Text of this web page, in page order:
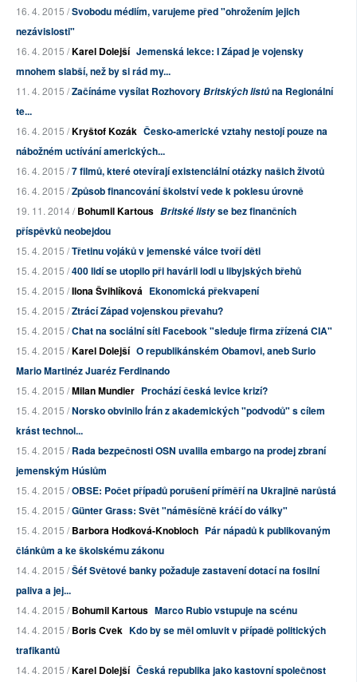
16. 4. 2015 /Svobodu médiím, varujeme před "ohrožením jejich
nezávislosti"
16. 4. 2015 /Karel Dolejší Jemenská lekce: I Západ je vojensky
mnohem slabší, než by si rád my...
11. 4. 2015 /Začínáme vysílat RozhovoryBritských listůna Regionální
te...
16. 4. 2015 /Kryštof Kozák Česko-americké vztahy nestojí pouze na
nábožném uctívání amerických...
16. 4. 2015 /7 filmů, které otevírají existenciální otázky našich životů
16. 4. 2015 /Způsob financování školství vede k poklesu úrovně
19. 11. 2014 /Bohumil Kartous Britské listyse bez finančních
příspěvků neobejdou
15. 4. 2015 /Třetinu vojáků v jemenské válce tvoří děti
15. 4. 2015 /400 lidí se utopilo při havárii lodi u libyjských břehů
15. 4. 2015 /Ilona Švihlíková Ekonomická překvapení
15. 4. 2015 /Ztrácí Západ vojenskou převahu?
15. 4. 2015 /Chat na sociální síti Facebook "sleduje firma zřízená CIA"
15. 4. 2015 /Karel Dolejší O republikánském Obamovi, aneb Surio
Mario Martinéz Juaréz Ferdinando
15. 4. 2015 /Milan Mundier Prochází česká levice krizí?
15. 4. 2015 /Norsko obvinilo Írán z akademických "podvodů" s cílem
krást technol...
15. 4. 2015 /Rada bezpečnosti OSN uvalila embargo na prodej zbraní
jemenským Húsiům
15. 4. 2015 /OBSE: Počet případů porušení příměří na Ukrajině narůstá
15. 4. 2015 /Günter Grass: Svět "náměsíčně kráčí do války"
15. 4. 2015 /Barbora Hodková-Knobloch Pár nápadů k publikovaným
článkům a ke školskému zákonu
14. 4. 2015 /Šéf Světové banky požaduje zastavení dotací na fosilní
paliva a jej...
14. 4. 2015 /Bohumil Kartous Marco Rubio vstupuje na scénu
14. 4. 2015 /Boris Cvek Kdo by se měl omluvit v případě politických
trafikantů
14. 4. 2015 /Karel Dolejší Česká republika jako kastovní společnost